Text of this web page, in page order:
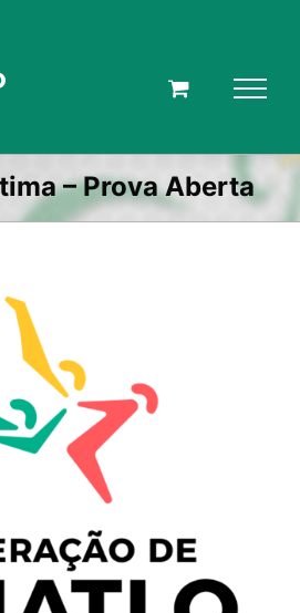
– Prova Aberta